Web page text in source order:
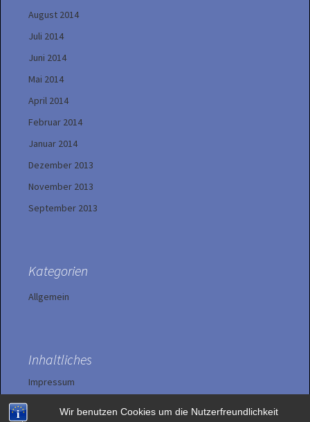
Wir benutzen Cookies um die Nutzerfreundlichkeit
August 2014
Juli 2014
Juni 2014
Mai 2014
April 2014
Februar 2014
Januar 2014
Dezember 2013
November 2013
September 2013
Kategorien
Allgemein
Inhaltliches
Impressum
Datenschutzerklärung